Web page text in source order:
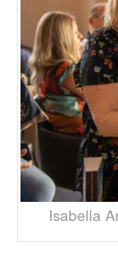
Isabella